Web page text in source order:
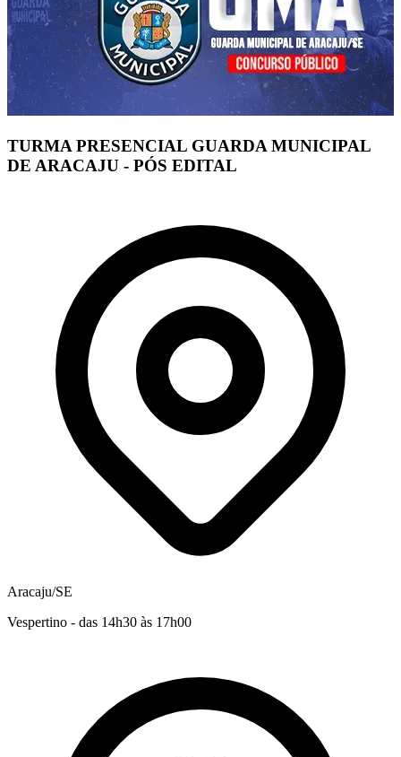
TURMA PRESENCIAL GUARDA MUNICIPAL
DE ARACAJU - PÓS EDITAL
Aracaju/SE
Vespertino - das 14h30 às 17h00